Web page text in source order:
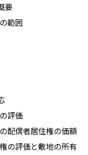
要
範囲
評価
配偶者居住権の価額
の評価と敷地の所有